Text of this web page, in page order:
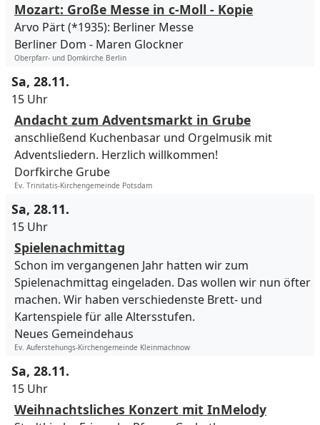
Mozart: Große Messe in c-Moll - Kopie
Arvo Pärt (*1935): Berliner Messe
Berliner Dom
Maren Glockner
Oberpfarr- und Domkirche Berlin
Sa, 28.11.
15 Uhr
Andacht zum Adventsmarkt in Grube
anschließend Kuchenbasar und Orgelmusik mit
Adventsliedern. Herzlich willkommen!
Dorfkirche Grube
Ev. Trinitatis-Kirchengemeinde Potsdam
Sa, 28.11.
15 Uhr
Spielenachmittag
Schon im vergangenen Jahr hatten wir zum
Spielenachmittag eingeladen. Das wollen wir nun öfter
machen. Wir haben verschiedenste Brett- und
Kartenspiele für alle Altersstufen.
Neues Gemeindehaus
Ev. Auferstehungs-Kirchengemeinde Kleinmachnow
Sa, 28.11.
15 Uhr
Weihnachtsliches Konzert mit InMelody